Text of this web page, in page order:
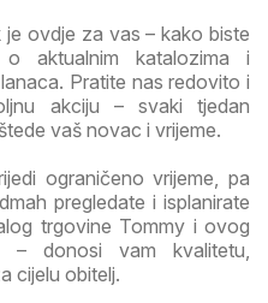
ovdje za vas – kako biste
aktualnim katalozima i
Pratite nas redovito i
akciju – svaki tjedan
vaš novac i vrijeme.
ograničeno vrijeme, pa
pregledate i isplanirate
trgovine Tommy i ovog
– donosi vam kvalitetu,
cijelu obitelj.